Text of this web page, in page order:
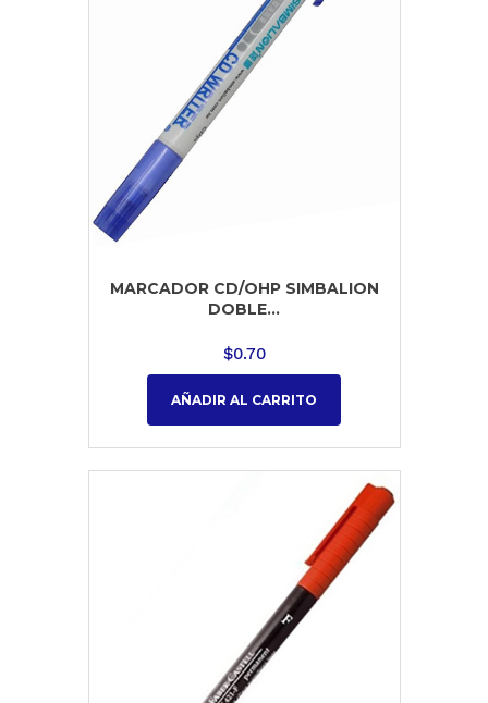
MARCADOR CD/OHP SIMBALION
DOBLE...
$0.70
AÑADIR AL CARRITO